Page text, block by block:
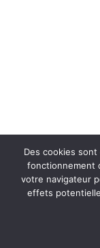
Des cookies
fonctionnement
votre navigateur
effets